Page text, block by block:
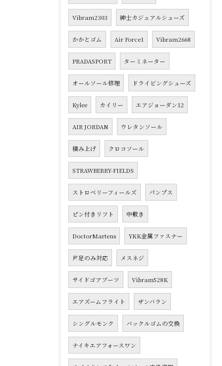
Vibram2303 紳士カジュアルシューズ
かかとゴム Air Force1 Vibram2668
PRADASPORT ターミネーター
オールソール修理 ドライビングシューズ
Kylee カイリー エアジョーダン12
AIR JORDAN ウレタンソール
積み上げ クロコソール
STRAWBERRY-FIELDS
ストロベリーフィールズ パンプス
ピン付きリフト 中敷き
DoctorMartens YKK金属ファスナー
片足のみ対応 メスネジ
サイドゴアブーツ Vibram528K
エアズームフライト ザンバラン
シングルモンク バックルゴムの交換
ナイキエアフォースワン